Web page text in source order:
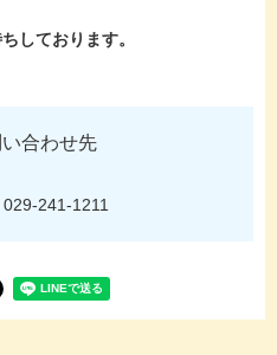
しております。
合わせ先
241-1211